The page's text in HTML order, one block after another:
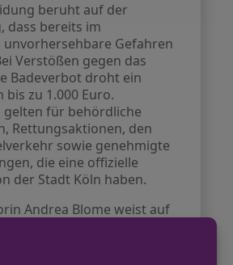
beruht auf der
dass bereits im
Gefahren
Verstößen gegen das
Badeverbot droht ein
bis zu 1.000 Euro.
gelten für behördliche
Rettungsaktionen, den
sowie genehmigte
die eine offizielle
der Stadt Köln haben.
Andrea Blome weist auf
Ertrinkungsunfälle im
betont: „Jeder einzelne